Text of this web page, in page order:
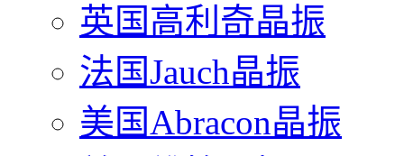
英国高利奇晶振
法国Jauch晶振
美国Abracon晶振